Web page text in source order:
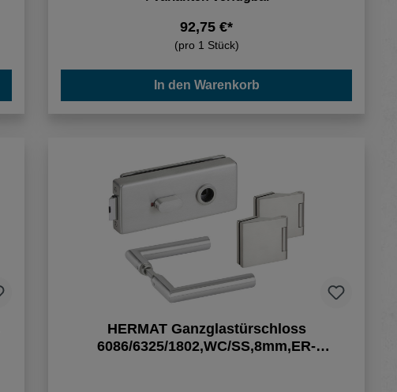
92,75 €*
(pro 1 Stück)
In den Warenkorb
HERMAT Ganzglastürschloss
6086/6325/1802,WC/SS,8mm,ER-